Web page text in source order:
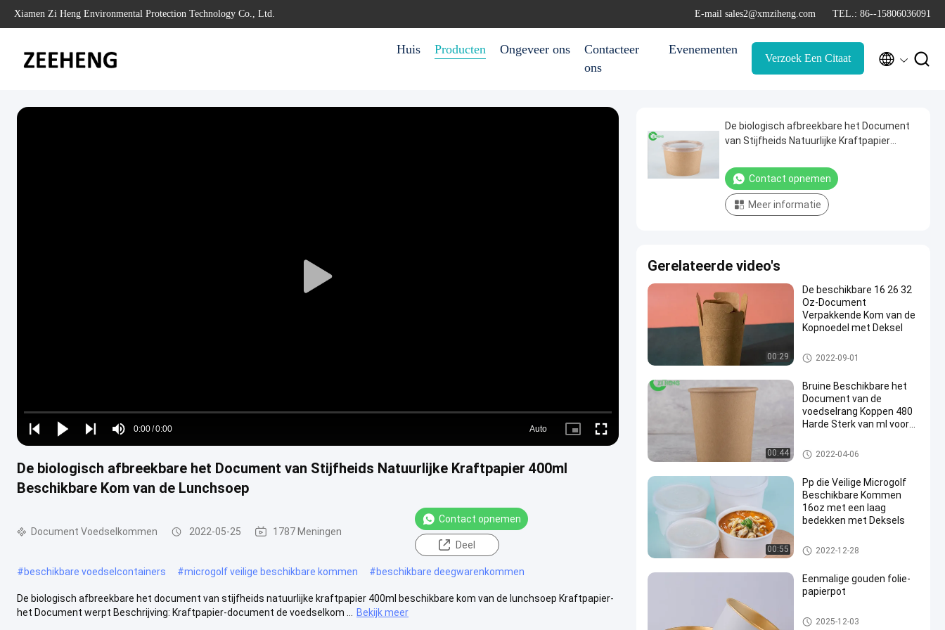
Xiamen Zi Heng Environmental Protection Technology Co., Ltd. E-mail sales2@xmziheng.com TEL.: 86--15806036091
Huis Producten Ongeveer ons
Contacteer
ons
Evenementen
Verzoek Een Citaat  
Play
Play
Play
Play
Mute
Time
0:00/0:00
Loaded:
0%
Auto
Picture- Fullscreen
De biologisch afbreekbare het Document van Stijfheids Natuurlijke Kraftpapier 400ml
Beschikbare Kom van de Lunchsoep
Document Voedselkommen 2022-05-25 1787 Meningen
Contact opnemen
Deel
#beschikbare voedselcontainers #microgolf veilige beschikbare kommen #beschikbare deegwarenkommen
De biologisch afbreekbare het document van stijfheids natuurlijke kraftpapier 400ml beschikbare kom van de lunchsoep Kraftpapier-
het Document werpt Beschrijving: Kraftpapier-document de voedselkom ...
Bekijk meer
De biologisch afbreekbare het Document
van Stijfheids Natuurlijke Kraftpapier
Contact opnemen
Meer informatie
Gerelateerde video's
00:29
De beschikbare 16 26 32
Oz-Document
Verpakkende Kom van de
Kopnoedel met Deksel
Biologisch afbreekbare Beschi
kbare Kommen
2022-09-01
00:44
Bruine Beschikbare het
Document van de
voedselrang Koppen 480
Harde Sterk van ml voor
Kraftpapier-Soepkoppen
2022-04-06
00:55
Pp die Veilige Microgolf
Beschikbare Kommen
16oz met een laag
bedekken met Deksels
Document Voedselkommen
2022-12-28
Eenmalige gouden folie-
papierpot
Document Voedselkommen
2025-12-03